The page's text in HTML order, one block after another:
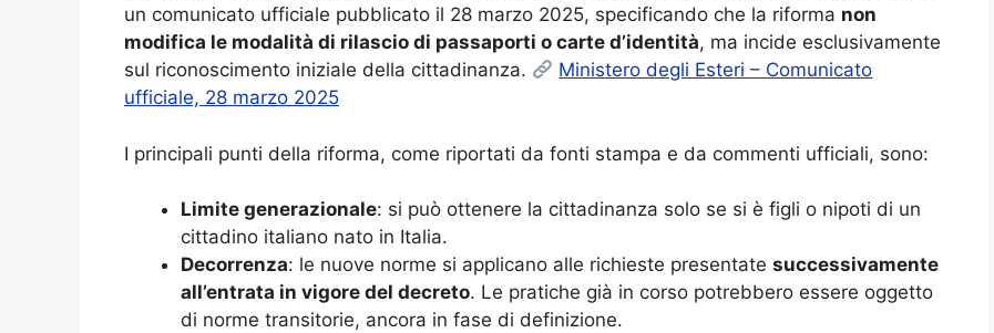
un comunicato ufficiale pubblicato il 28 marzo 2025, specificando che la riforma non
modifica le modalità di rilascio di passaporti o carte d’identità, ma incide esclusivamente
sul riconoscimento iniziale della cittadinanza.
Ministero degli Esteri – Comunicato
ufficiale, 28 marzo 2025
I principali punti della riforma, come riportati da fonti stampa e da commenti ufficiali, sono:
Limite generazionale: si può ottenere la cittadinanza solo se si è figli o nipoti di un
cittadino italiano nato in Italia.
Decorrenza: le nuove norme si applicano alle richieste presentate successivamente
all’entrata in vigore del decreto. Le pratiche già in corso potrebbero essere oggetto
di norme transitorie, ancora in fase di definizione.